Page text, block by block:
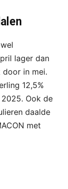
lager dan
door in mei.
12,5%
Ook de
daalde
met